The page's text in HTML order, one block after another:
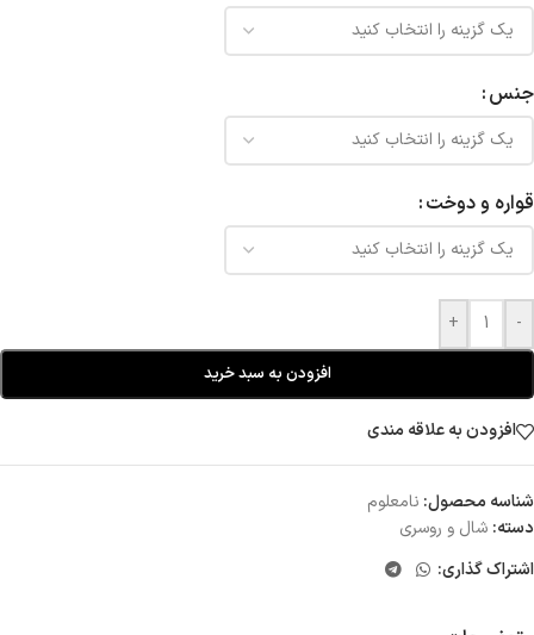
جنس
قواره و دوخت
-
+
افزودن به سبد خرید
افزودن به علاقه مندی
شناسه محصول: نامعلوم
دسته: شال و روسری
اشتراک گذاری: